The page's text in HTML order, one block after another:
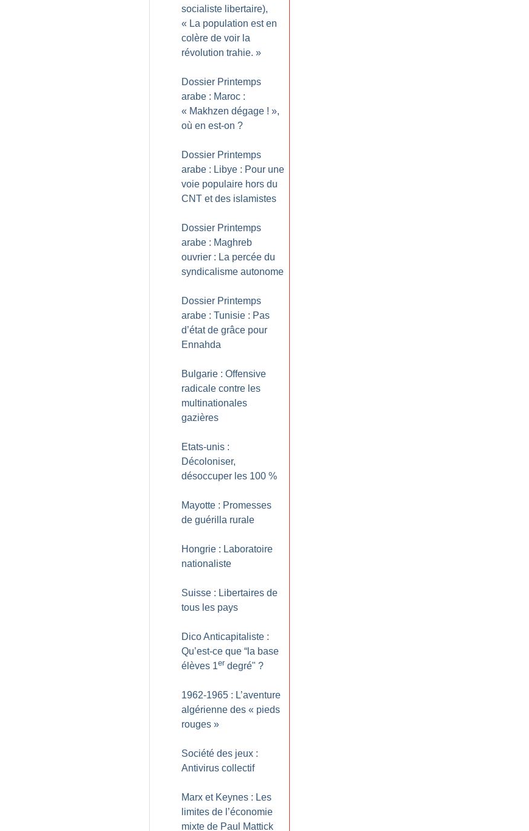
socialiste libertaire),
« La population est en
colère de voir la
révolution trahie. »
Dossier Printemps
arabe : Maroc :
« Makhzen dégage ! »,
où en est-on ?
Dossier Printemps
arabe : Libye : Pour une
voie populaire hors du
CNT et des islamistes
Dossier Printemps
arabe : Maghreb
ouvrier : La percée du
syndicalisme autonome
Dossier Printemps
arabe : Tunisie : Pas
d’état de grâce pour
Ennahda
Bulgarie : Offensive
radicale contre les
multinationales
gazières
Etats-unis :
Décoloniser,
désoccuper les 100 %
Mayotte : Promesses
de guérilla rurale
Hongrie : Laboratoire
nationaliste
Suisse : Libertaires de
tous les pays
Dico Anticapitaliste :
Qu’est-ce que “la base
élèves 1er degré" ?
1962-1965 : L’aventure
algérienne des « pieds
rouges »
Société des jeux :
Antivirus collectif
Marx et Keynes : Les
limites de l’économie
mixte de Paul Mattick